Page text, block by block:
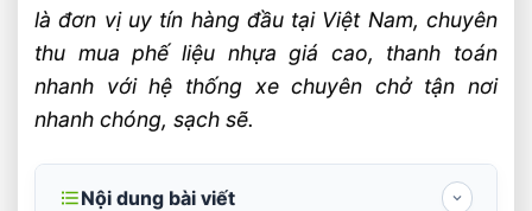
là đơn vị uy tín hàng đầu tại Việt Nam, chuyên
thu mua phế liệu nhựa giá cao, thanh toán
nhanh với hệ thống xe chuyên chở tận nơi
nhanh chóng, sạch sẽ.
Nội dung bài viết